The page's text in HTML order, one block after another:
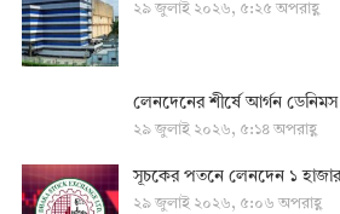
২৯ জুলাই ২০২৬, ৫:২৫ অপরাহ্ণ
লেনদেনের শীর্ষে আর্গন ডেনিমস
২৯ জুলাই ২০২৬, ৫:১৪ অপরাহ্ণ
সূচকের পতনে লেনদেন ১
২৯ জুলাই ২০২৬, ৫:০৬ অপরাহ্ণ